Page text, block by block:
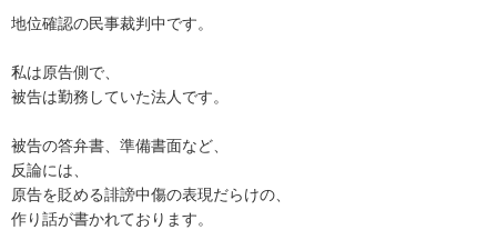
地位確認の民事裁判中です。
私は原告側で、
被告は勤務していた法人です。
被告の答弁書、準備書面など、
反論には、
原告を貶める誹謗中傷の表現だらけの、
作り話が書かれております。